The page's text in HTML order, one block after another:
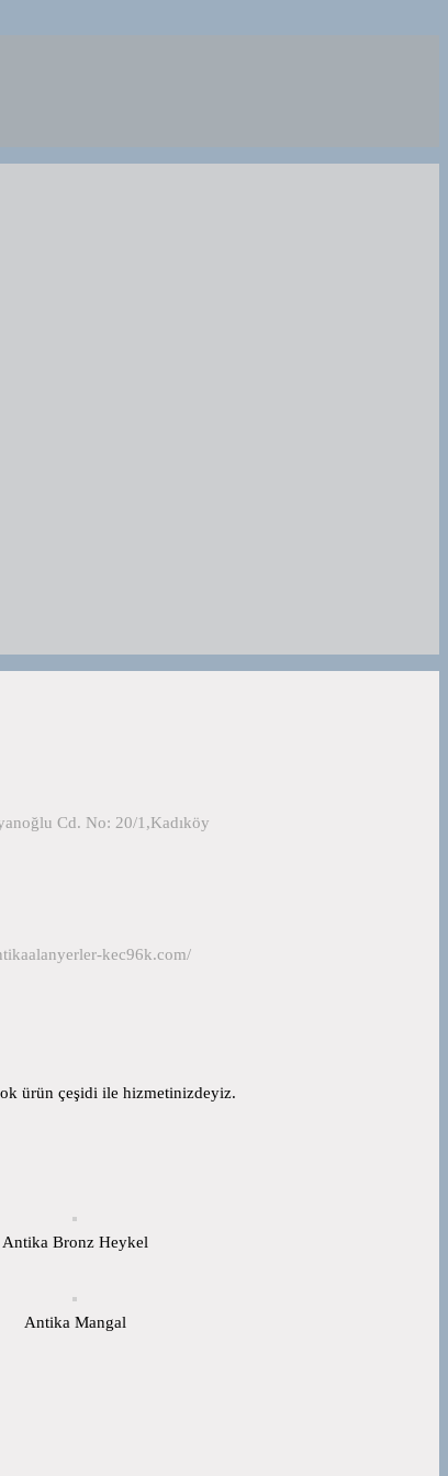
Cd. No: 20/1,Kadıköy
kec96k.com/
ürün çeşidi ile hizmetinizdeyiz.
Antika Bronz Heykel
Antika Mangal